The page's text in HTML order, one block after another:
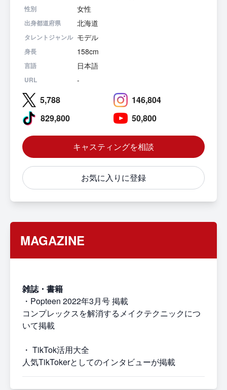
性別 女性
出身都道府県 北海道
タレントジャンル モデル
身長 158cm
言語 日本語
URL -
5,788
146,804
829,800
50,800
キャスティングを相談
お気に入りに登録
MAGAZINE
雑誌・書籍
・Popteen 2022年3月号 掲載
コンプレックスを解消するメイクテクニックにつ
いて掲載
・ TikTok活用大全
人気TikTokerとしてのインタビューが掲載